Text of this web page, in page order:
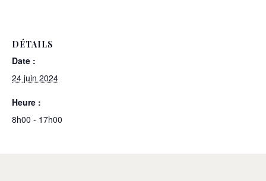
DÉTAILS
Date :
24 juin 2024
Heure :
8h00 - 17h00